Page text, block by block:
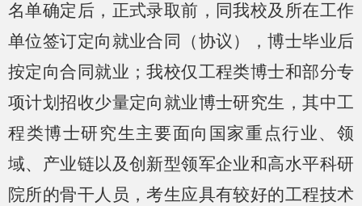
名单确定后，正式录取前，同我校及所在工作
单位签订定向就业合同（协议），博士毕业后
按定向合同就业；我校仅工程类博士和部分专
项计划招收少量定向就业博士研究生，其中工
程类博士研究生主要面向国家重点行业、领
域、产业链以及创新型领军企业和高水平科研
院所的骨干人员，考生应具有较好的工程技术